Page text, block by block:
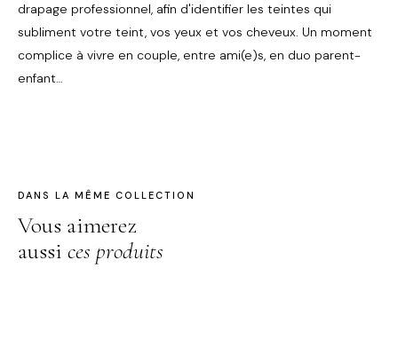
drapage professionnel, afin d'identifier les teintes qui
subliment votre teint, vos yeux et vos cheveux. Un moment
complice à vivre en couple, entre ami(e)s, en duo parent-
enfant…
DANS LA MÊME COLLECTION
Vous aimerez
aussi ces produits